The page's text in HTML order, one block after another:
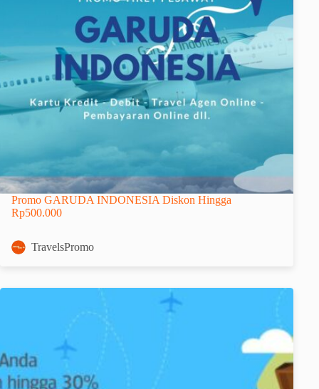
Promo GARUDA INDONESIA Diskon Hingga
Rp500.000
TravelsPromo